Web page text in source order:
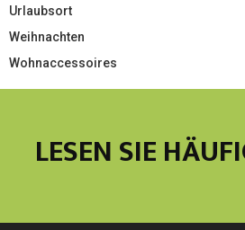
Urlaubsort
Weihnachten
Wohnaccessoires
LESEN SIE